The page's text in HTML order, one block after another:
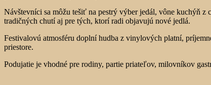
Návštevníci sa môžu tešiť na pestrý výber jedál, vône kuchýň z
tradičných chutí aj pre tých, ktorí radi objavujú nové jedlá.
Festivalovú atmosféru doplní hudba z vinylových platní,
priestore.
Podujatie je vhodné pre rodiny, partie priateľov, milovníkov